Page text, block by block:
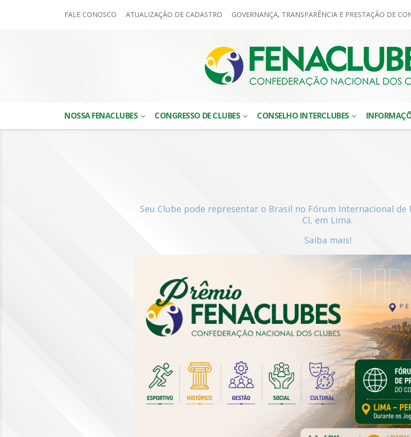
FALE CONOSCO ATUALIZAÇÃO DE CADASTRO GOVERNANÇA, TRANSPARÊNCIA E PRESTAÇÃO DE
NOSSA FENACLUBES CONGRESSO DE CLUBES CONSELHO INTERCLUBES
Seu Clube pode representar o Brasil no Fórum Internacional de
CI, em Lima.
Saiba mais!